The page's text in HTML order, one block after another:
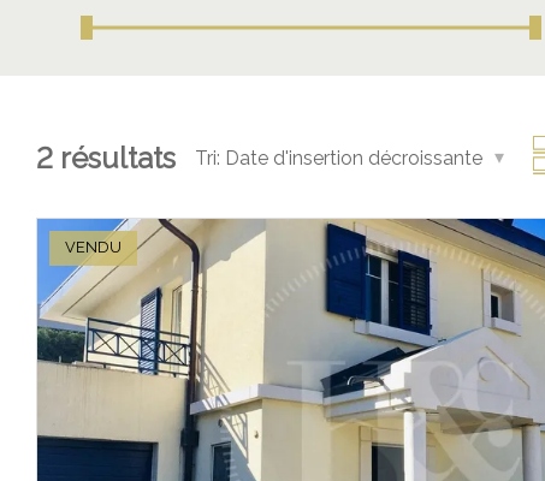
2 résultats Tri: Date d'insertion décroissante
VENDU